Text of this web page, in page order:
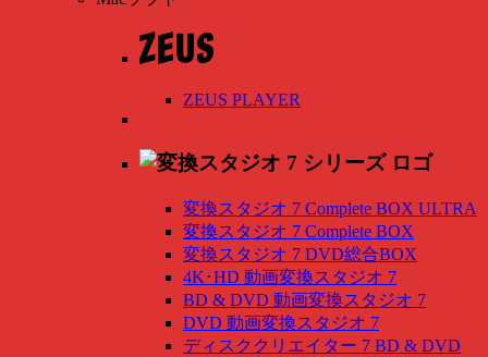
ZEUS PLAYER
変換スタジオ 7 Complete BOX ULTRA
変換スタジオ 7 Complete BOX
変換スタジオ 7 DVD総合BOX
4K･HD 動画変換スタジオ 7
BD & DVD 動画変換スタジオ 7
DVD 動画変換スタジオ 7
ディスククリエイター 7 BD & DVD